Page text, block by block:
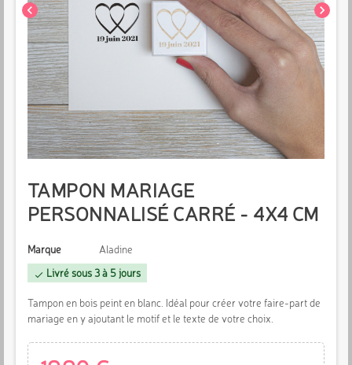
chevron_left chevron_right
TAMPON MARIAGE
PERSONNALISÉ CARRÉ - 4X4 CM
Marque Aladine
check Livré sous 3 à 5 jours
Tampon en bois peint en blanc. Idéal pour créer votre faire-part de
mariage en y ajoutant le motif et le texte de votre choix.